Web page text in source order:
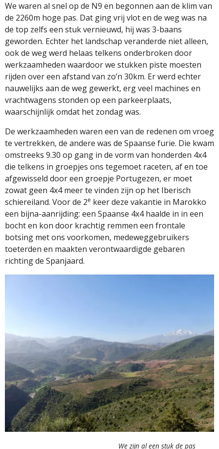
We waren al snel op de N9 en begonnen aan de klim van
de 2260m hoge pas. Dat ging vrij vlot en de weg was na
de top zelfs een stuk vernieuwd, hij was 3-baans
geworden. Echter het landschap veranderde niet alleen,
ook de weg werd helaas telkens onderbroken door
werkzaamheden waardoor we stukken piste moesten
rijden over een afstand van zo’n 30km. Er werd echter
nauwelijks aan de weg gewerkt, erg veel machines en
vrachtwagens stonden op een parkeerplaats,
waarschijnlijk omdat het zondag was.
De werkzaamheden waren een van de redenen om vroeg
te vertrekken, de andere was de Spaanse furie. Die kwam
omstreeks 9.30 op gang in de vorm van honderden 4x4
die telkens in groepjes ons tegemoet raceten, af en toe
afgewisseld door een groepje Portugezen, er moet
zowat geen 4x4 meer te vinden zijn op het Iberisch
schiereiland. Voor de 2e keer deze vakantie in Marokko
een bijna-aanrijding: een Spaanse 4x4 haalde in in een
bocht en kon door krachtig remmen een frontale
botsing met ons voorkomen, medeweggebruikers
toeterden en maakten verontwaardigde gebaren
richting de Spanjaard.
We zijn al een stuk de pas